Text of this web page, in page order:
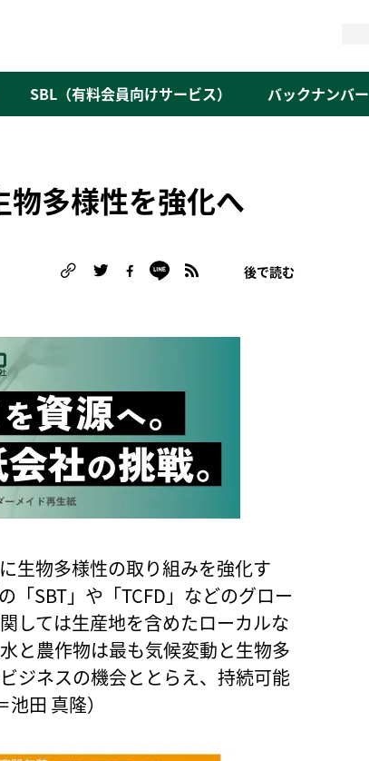
SBL（有料会員向けサービス） バックナンバー
物多様性を強化へ
後で読む
生物多様性の取り組みを強化す
「SBT」や「TCFD」などのグロー
しては生産地を含めたローカルな
と農作物は最も気候変動と生物多
ジネスの機会ととらえ、持続可能
田 真隆）